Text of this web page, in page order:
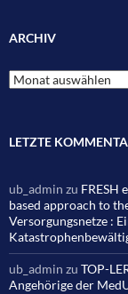
ARCHIV
Archiv
LETZTE
ub_admin zu FRESH
based approach to
Versorgungsnetze :
ub_admin zu TOP-
Angehörige der